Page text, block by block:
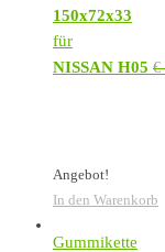
150x72x33
für
NISSAN H05 €
Angebot!
In den Warenkorb
Gummikette